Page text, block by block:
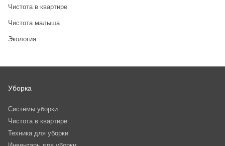
Чистота в квартире
Чистота малыша
Экология
Уборка
Системы уборки
Чистота в квартире
Техника для уборки